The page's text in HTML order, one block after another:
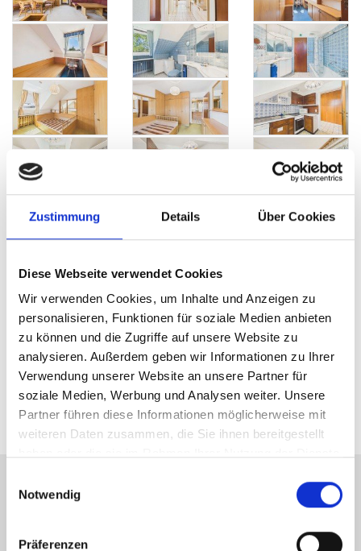
Zustimmung Details Über Cookies
Diese Webseite verwendet Cookies
Wir verwenden Cookies, um Inhalte und Anzeigen zu
personalisieren, Funktionen für soziale Medien anbieten
zu können und die Zugriffe auf unsere Website zu
analysieren. Außerdem geben wir Informationen zu Ihrer
Verwendung unserer Website an unsere Partner für
soziale Medien, Werbung und Analysen weiter. Unsere
Partner führen diese Informationen möglicherweise mit
weiteren Daten zusammen, die Sie ihnen bereitgestellt
Notwendig
Präferenzen